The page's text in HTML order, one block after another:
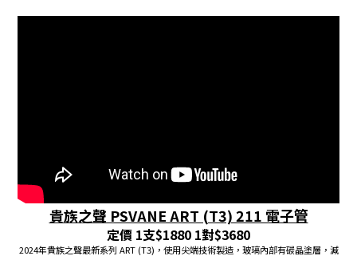
貴族之聲 PSVANE ART (T3) 211 電子管
定價 1支$1880 1對$3680
2024年貴族之聲最新系列 ART (T3)，使用尖端技術製造，玻璃內部有碳晶塗層，減